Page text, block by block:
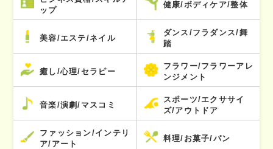
ップ
健康/ボディケア/整体
美容/エステ/ネイル
ダンス/フラダンス/舞
踏
癒し/心理/セラピー
フラワー/フラワーアレ
ンジメント
音楽/演劇/マスコミ
スポーツ/エクササイ
ズ/アウトドア
ファッション/インテリ
ア/アート
料理/お菓子/パン